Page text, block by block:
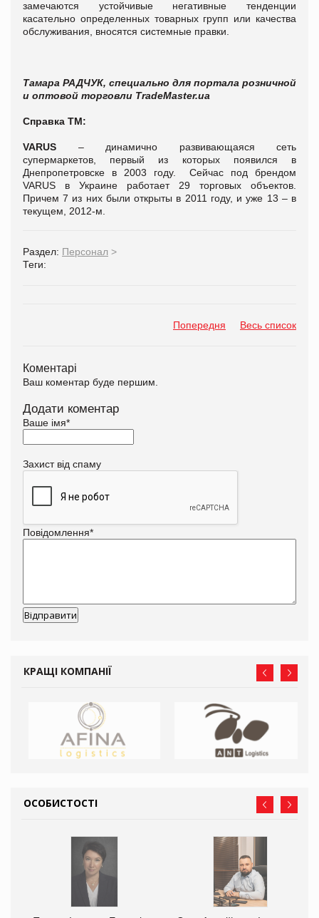
замечаются устойчивые негативные тенденции
касательно определенных товарных групп или качества
обслуживания, вносятся системные правки.
Тамара РАДЧУК, специально для портала розничной
и оптовой торговли TradeMaster.ua
Справка ТМ:
VARUS – динамично развивающаяся сеть
супермаркетов, первый из которых появился в
Днепропетровске в 2003 году.Сейчас под брендом
VARUS в Украине работает 29 торговых объектов.
Причем 7 из них были открыты в 2011 году, и уже 13 – в
текущем, 2012-м.
Раздел: Персонал >
Теги:
Попередня Весь список
Коментарі
Ваш коментар буде першим.
Додати коментар
Ваше імя*
Захист від спаму
Повідомлення*
КРАЩІ КОМПАНІЇ
ОСОБИСТОСТІ